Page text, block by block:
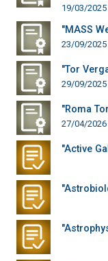
19/03/2025
"MASS
23/09/2025
"Tor
29/09/2025
"Roma
27/04/2026
"Active